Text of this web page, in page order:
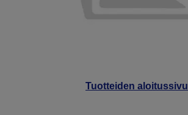
Tuotteiden aloitussivu